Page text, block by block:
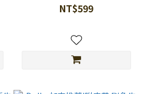
NT$599